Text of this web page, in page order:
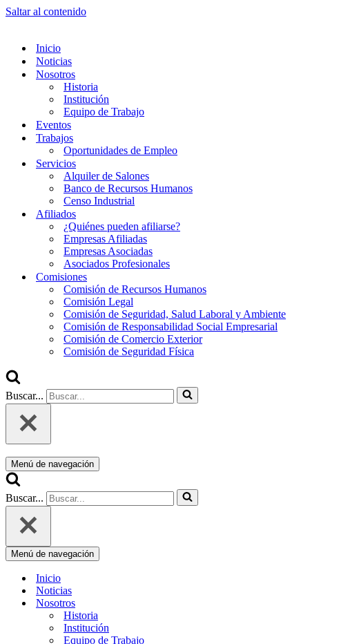
Saltar al contenido
Inicio
Noticias
Nosotros
Historia
Institución
Equipo de Trabajo
Eventos
Trabajos
Oportunidades de Empleo
Servicios
Alquiler de Salones
Banco de Recursos Humanos
Censo Industrial
Afiliados
¿Quiénes pueden afiliarse?
Empresas Afiliadas
Empresas Asociadas
Asociados Profesionales
Comisiones
Comisión de Recursos Humanos
Comisión Legal
Comisión de Seguridad, Salud Laboral y Ambiente
Comisión de Responsabilidad Social Empresarial
Comisión de Comercio Exterior
Comisión de Seguridad Física
Buscar...
Menú de navegación
Buscar...
Menú de navegación
Inicio
Noticias
Nosotros
Historia
Institución
Equipo de Trabajo